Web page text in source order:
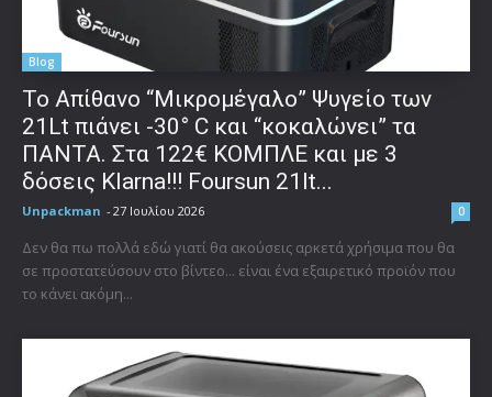
Blog
Το Απίθανο “Μικρομέγαλο” Ψυγείο των
21Lt πιάνει -30° C και “κοκαλώνει” τα
ΠΑΝΤΑ. Στα 122€ ΚΟΜΠΛΕ και με 3
δόσεις Klarna!!! Foursun 21lt...
Unpackman - 27 Ιουλίου 2026 0
Δεν θα πω πολλά εδώ γιατί θα ακούσεις αρκετά χρήσιμα που θα
σε προστατεύσουν στο βίντεο... είναι ένα εξαιρετικό προϊόν που
το κάνει ακόμη...